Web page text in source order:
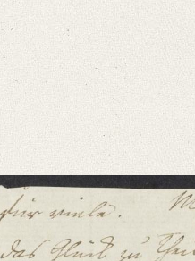
und Ihnen [...]“